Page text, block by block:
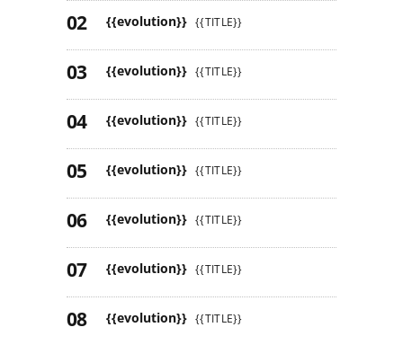
{{evolution}} {{TITLE}}
{{evolution}} {{TITLE}}
{{evolution}} {{TITLE}}
{{evolution}} {{TITLE}}
{{evolution}} {{TITLE}}
{{evolution}} {{TITLE}}
{{evolution}} {{TITLE}}